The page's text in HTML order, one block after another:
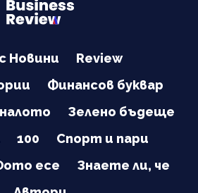
Новини
Review
Финансов буквар
Зелено бъдеще
100
Спорт и пари
есе
Знаете ли, че